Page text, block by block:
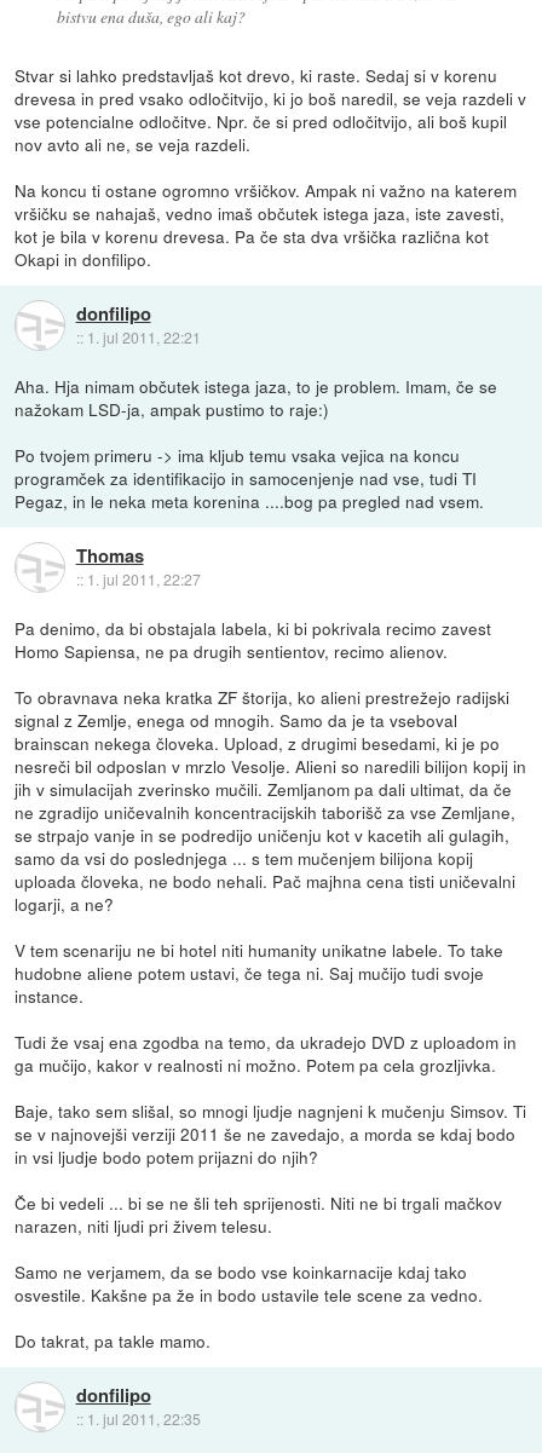
bistvu ena duša, ego ali kaj?
Stvar si lahko predstavljaš kot drevo, ki raste. Sedaj si v korenu
drevesa in pred vsako odločitvijo, ki jo boš naredil, se veja razdeli v
vse potencialne odločitve. Npr. če si pred odločitvijo, ali boš kupil
nov avto ali ne, se veja razdeli.
Na koncu ti ostane ogromno vršičkov. Ampak ni važno na katerem
vršičku se nahajaš, vedno imaš občutek istega jaza, iste zavesti,
kot je bila v korenu drevesa. Pa če sta dva vršička različna kot
Okapi in donfilipo.
donfilipo
:: 1. jul 2011, 22:21
Aha. Hja nimam občutek istega jaza, to je problem. Imam, če se
nažokam LSD-ja, ampak pustimo to raje:)
Po tvojem primeru -> ima kljub temu vsaka vejica na koncu
programček za identifikacijo in samocenjenje nad vse, tudi TI
Pegaz, in le neka meta korenina ....bog pa pregled nad vsem.
Thomas
:: 1. jul 2011, 22:27
Pa denimo, da bi obstajala labela, ki bi pokrivala recimo zavest
Homo Sapiensa, ne pa drugih sentientov, recimo alienov.
To obravnava neka kratka ZF štorija, ko alieni prestrežejo radijski
signal z Zemlje, enega od mnogih. Samo da je ta vseboval
brainscan nekega človeka. Upload, z drugimi besedami, ki je po
nesreči bil odposlan v mrzlo Vesolje. Alieni so naredili bilijon kopij in
jih v simulacijah zverinsko mučili. Zemljanom pa dali ultimat, da če
ne zgradijo uničevalnih koncentracijskih taborišč za vse Zemljane,
se strpajo vanje in se podredijo uničenju kot v kacetih ali gulagih,
samo da vsi do poslednjega ... s tem mučenjem bilijona kopij
uploada človeka, ne bodo nehali. Pač majhna cena tisti uničevalni
logarji, a ne?
V tem scenariju ne bi hotel niti humanity unikatne labele. To take
hudobne aliene potem ustavi, če tega ni. Saj mučijo tudi svoje
instance.
Tudi že vsaj ena zgodba na temo, da ukradejo DVD z uploadom in
ga mučijo, kakor v realnosti ni možno. Potem pa cela grozljivka.
Baje, tako sem slišal, so mnogi ljudje nagnjeni k mučenju Simsov. Ti
se v najnovejši verziji 2011 še ne zavedajo, a morda se kdaj bodo
in vsi ljudje bodo potem prijazni do njih?
Če bi vedeli ... bi se ne šli teh sprijenosti. Niti ne bi trgali mačkov
narazen, niti ljudi pri živem telesu.
Samo ne verjamem, da se bodo vse koinkarnacije kdaj tako
osvestile. Kakšne pa že in bodo ustavile tele scene za vedno.
Do takrat, pa takle mamo.
donfilipo
:: 1. jul 2011, 22:35